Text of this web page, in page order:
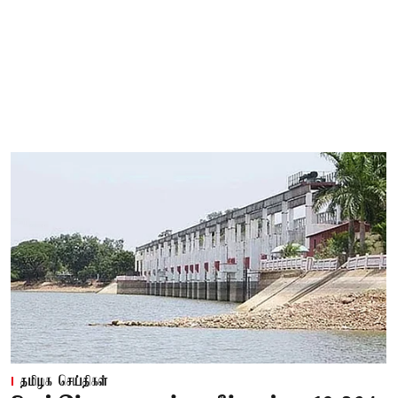
தமிழக செய்திகள்